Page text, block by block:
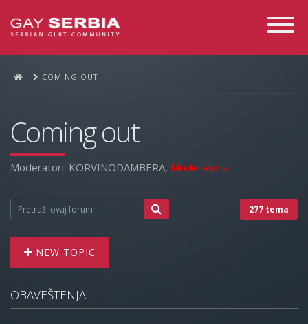
Toggle
COMING OUT
Coming out
Moderatori: KORVINODAMBERA, Moderators
277 tema
NEW TOPIC
OBAVEŠTENJA